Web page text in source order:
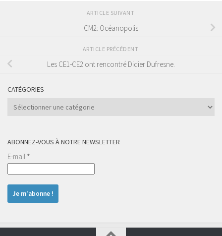
ARTICLE SUIVANT
CM2: Océanopolis
ARTICLE PRÉCÉDENT
Les CE1-CE2 ont rencontré Didier Dufresne.
CATÉGORIES
Catégories
ABONNEZ-VOUS À NOTRE NEWSLETTER
E-mail *